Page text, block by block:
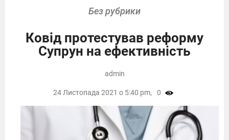
Без рубрики
Ковід протестував реформу
Супрун на ефективність
admin
24 Листопада 2021 о 5:40 pm, 0